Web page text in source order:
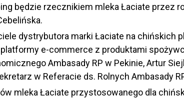
będzie rzecznikiem mleka Łaciate przez
dystrybutora marki Łaciate na chińskich
e-commerce z produktami
Ambasady RP w Pekinie, Artur
w Referacie ds. Rolnych Ambasady
mleka Łaciate przystosowanego dla